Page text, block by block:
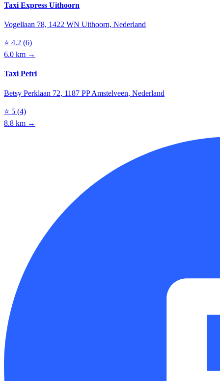
Taxi Express Uithoorn
Vogellaan 78, 1422 WN Uithoorn, Nederland
⭐ 4.2 (6)
6.0 km →
Taxi Petri
Betsy Perklaan 72, 1187 PP Amstelveen, Nederland
⭐ 5 (4)
8.8 km →